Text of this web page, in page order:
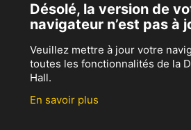
Désolé, la version de
navigateur n’est pas à
Veuillez mettre à jour votre
toutes les fonctionnalités de la
Hall.
En savoir plus